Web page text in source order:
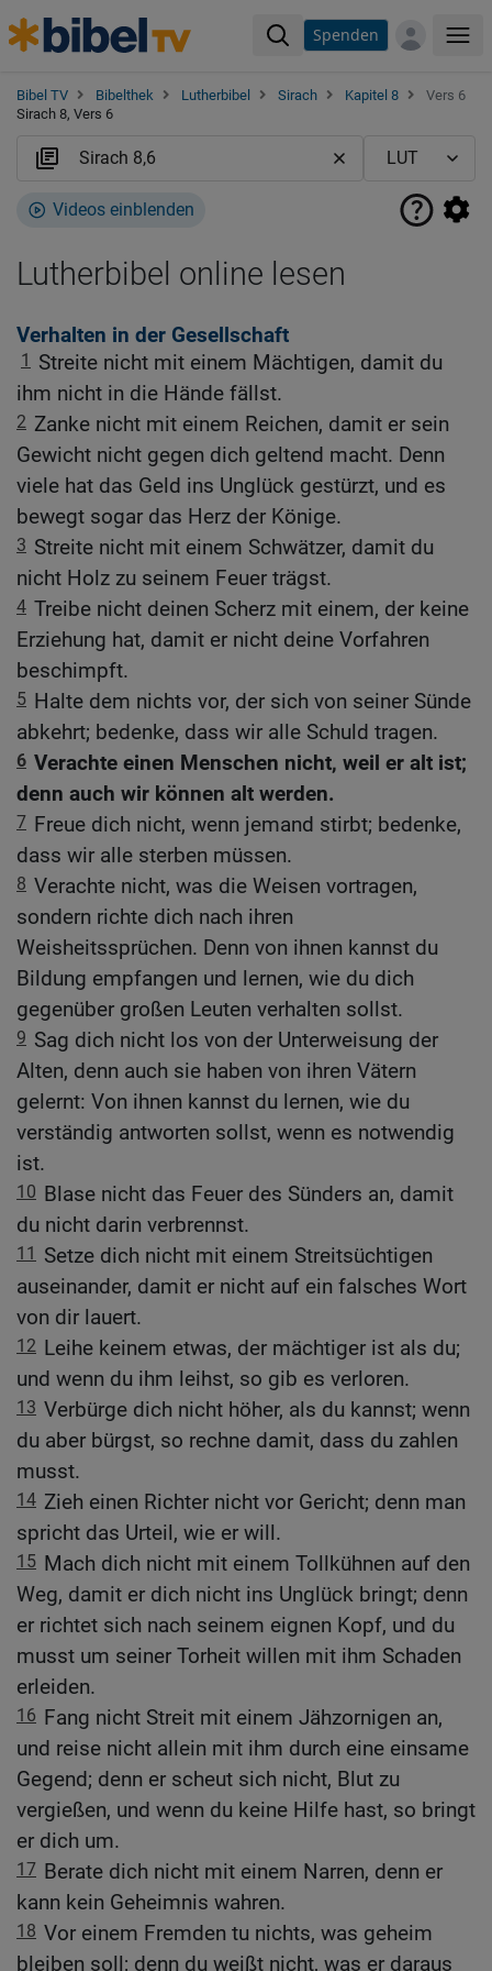
Spenden
Bibel TV Bibelthek Lutherbibel Sirach Kapitel 8
Vers 6
Sirach 8, Vers 6
Videos einblenden
Lutherbibel online lesen
Verhalten in der Gesellschaft
1
Streite nicht mit einem Mächtigen, damit du
ihm nicht in die Hände fällst.
2 Zanke nicht mit einem Reichen, damit er sein
Gewicht nicht gegen dich geltend macht. Denn
viele hat das Geld ins Unglück gestürzt, und es
bewegt sogar das Herz der Könige.
3 Streite nicht mit einem Schwätzer, damit du
nicht Holz zu seinem Feuer trägst.
4 Treibe nicht deinen Scherz mit einem, der keine
Erziehung hat, damit er nicht deine Vorfahren
beschimpft.
5 Halte dem nichts vor, der sich von seiner Sünde
abkehrt; bedenke, dass wir alle Schuld tragen.
6 Verachte einen Menschen nicht, weil er alt ist;
denn auch wir können alt werden.
7 Freue dich nicht, wenn jemand stirbt; bedenke,
dass wir alle sterben müssen.
8 Verachte nicht, was die Weisen vortragen,
sondern richte dich nach ihren
Weisheitssprüchen. Denn von ihnen kannst du
Bildung empfangen und lernen, wie du dich
gegenüber großen Leuten verhalten sollst.
9 Sag dich nicht los von der Unterweisung der
Alten, denn auch sie haben von ihren Vätern
gelernt: Von ihnen kannst du lernen, wie du
verständig antworten sollst, wenn es notwendig
ist.
10 Blase nicht das Feuer des Sünders an, damit
du nicht darin verbrennst.
11
Setze dich nicht mit einem Streitsüchtigen
auseinander, damit er nicht auf ein falsches Wort
von dir lauert.
12 Leihe keinem etwas, der mächtiger ist als du;
und wenn du ihm leihst, so gib es verloren.
13 Verbürge dich nicht höher, als du kannst; wenn
du aber bürgst, so rechne damit, dass du zahlen
musst.
14 Zieh einen Richter nicht vor Gericht; denn man
spricht das Urteil, wie er will.
15 Mach dich nicht mit einem Tollkühnen auf den
Weg, damit er dich nicht ins Unglück bringt; denn
er richtet sich nach seinem eignen Kopf, und du
musst um seiner Torheit willen mit ihm Schaden
erleiden.
16 Fang nicht Streit mit einem Jähzornigen an,
und reise nicht allein mit ihm durch eine einsame
Gegend; denn er scheut sich nicht, Blut zu
vergießen, und wenn du keine Hilfe hast, so bringt
er dich um.
17 Berate dich nicht mit einem Narren, denn er
kann kein Geheimnis wahren.
18 Vor einem Fremden tu nichts, was geheim
bleiben soll; denn du weißt nicht, was er daraus